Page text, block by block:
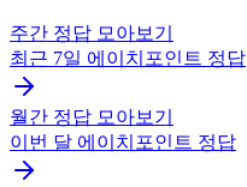
주간 정답 모아보기
최근 7일 에이치포인트 정답
월간 정답 모아보기
이번 달 에이치포인트 정답